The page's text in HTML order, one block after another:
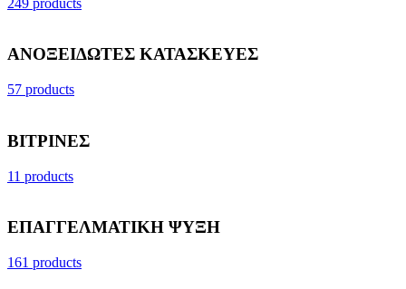
ΑΝΟΞΕΙΔΩΤΕΣ ΚΑΤΑΣΚΕΥΕΣ
57 products
ΒΙΤΡΙΝΕΣ
11 products
ΕΠΑΓΓΕΛΜΑΤΙΚΗ ΨΥΞΗ
161 products